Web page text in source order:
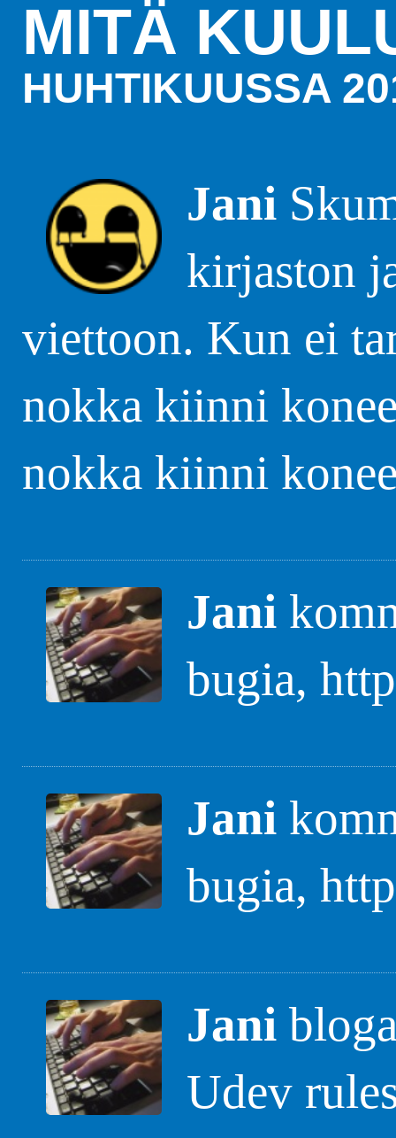
MITÄ
HUHTIKUUSSA
Jani
kirjaston
viettoon. Kun ei
nokka kiinni
nokka kiinni
Jani
bugia,
Jani
bugia,
Jani
Udev